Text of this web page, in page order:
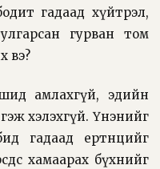
гадаад хүйтрэл,
гурван том
вэ?
амлахгүй, эдийн
хэлэхгүй. Үнэнийг
гадаад ертөнцийг
хамаарах бүхнийг